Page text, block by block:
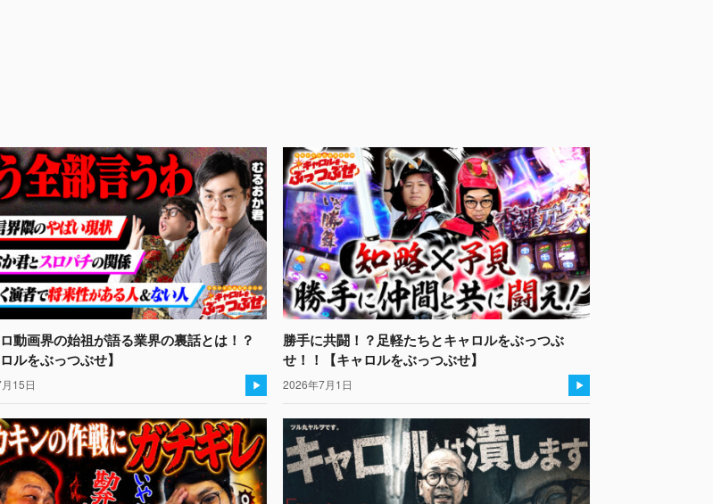
動画界の始祖が語る業界の裏話とは！？
ロルをぶっつぶせ】
15日
勝手に共闘！？足軽たちとキャロルをぶっつぶ
せ！！【キャロルをぶっつぶせ】
2026年7月1日